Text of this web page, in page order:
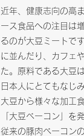
近年、健康志向の高
ース食品への注目は
るのが大豆ミートで
に並んだり、カフェ
た。原料である大豆
日本人にとてもなじ
大豆から様々な加工
「大豆ベーコン」を
従来の豚肉ベーコン